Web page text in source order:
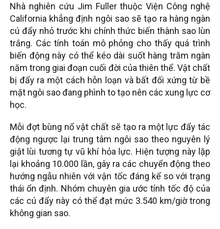
Nhà nghiên cứu Jim Fuller thuộc Viện Công nghệ
California khẳng định ngôi sao sẽ tạo ra hàng ngàn
cú đẩy nhỏ trước khi chính thức biến thành sao lùn
trắng. Các tính toán mô phỏng cho thấy quá trình
biến động này có thể kéo dài suốt hàng trăm ngàn
năm trong giai đoạn cuối đời của thiên thể. Vật chất
bị đẩy ra một cách hỗn loạn và bất đối xứng từ bề
mặt ngôi sao đang phình to tạo nên các xung lực cơ
học.
Mỗi đợt bùng nổ vật chất sẽ tạo ra một lực đẩy tác
động ngược lại trung tâm ngôi sao theo nguyên lý
giật lùi tương tự vũ khí hỏa lực. Hiện tượng này lặp
lại khoảng 10.000 lần, gây ra các chuyển động theo
hướng ngẫu nhiên với vận tốc đáng kể so với trạng
thái ổn định. Nhóm chuyên gia ước tính tốc độ của
các cú đẩy này có thể đạt mức 3.540 km/giờ trong
không gian sao.